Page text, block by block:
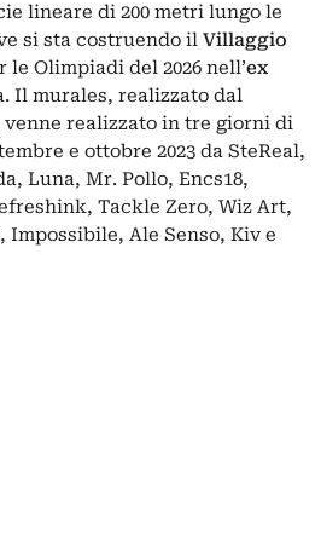
lineare di 200 metri lungo le
si sta costruendo il Villaggio
le Olimpiadi del 2026 nell’ex
Il murales, realizzato dal
realizzato in tre giorni di
e ottobre 2023 da SteReal,
Luna, Mr. Pollo, Encs18,
Tackle Zero, Wiz Art,
Impossibile, Ale Senso, Kiv e